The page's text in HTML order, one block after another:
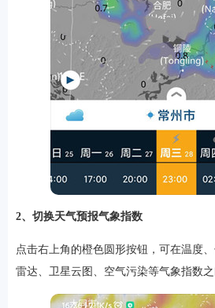
2、切换天气预报气象指数
点击右上角的橙色圆形按钮，可在温度
雷达、卫星云图、空气污染等气象指数之